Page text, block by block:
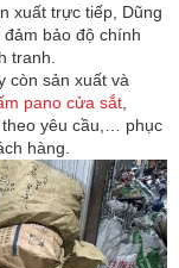
xuất trực tiếp, Dũng
bảo độ chính
tranh.
còn sản xuất và
pano cửa sắt
theo yêu cầu,… phục
hàng.